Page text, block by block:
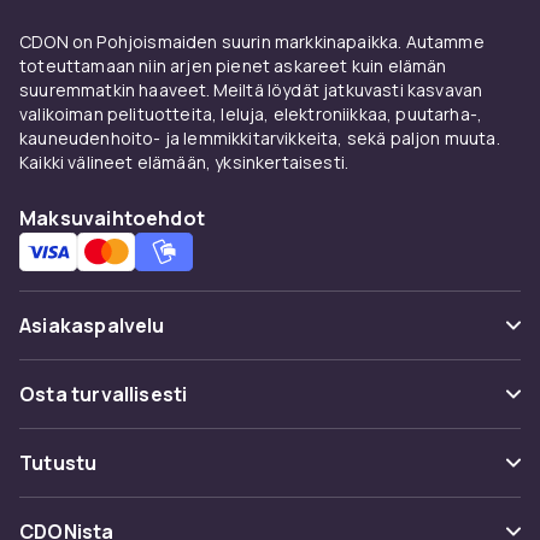
CDON on Pohjoismaiden suurin markkinapaikka. Autamme
toteuttamaan niin arjen pienet askareet kuin elämän
suuremmatkin haaveet. Meiltä löydät jatkuvasti kasvavan
valikoiman pelituotteita, leluja, elektroniikkaa, puutarha-,
kauneudenhoito- ja lemmikkitarvikkeita, sekä paljon muuta.
Kaikki välineet elämään, yksinkertaisesti.
Maksuvaihtoehdot
Asiakaspalvelu
Usein kysyttyä (UKK)
Seuraa pakettia
Ota yhteyttä
Osta turvallisesti
Maksuvaihtoehdot
Toimitus
Tutustu
Kategoriat
CDONista